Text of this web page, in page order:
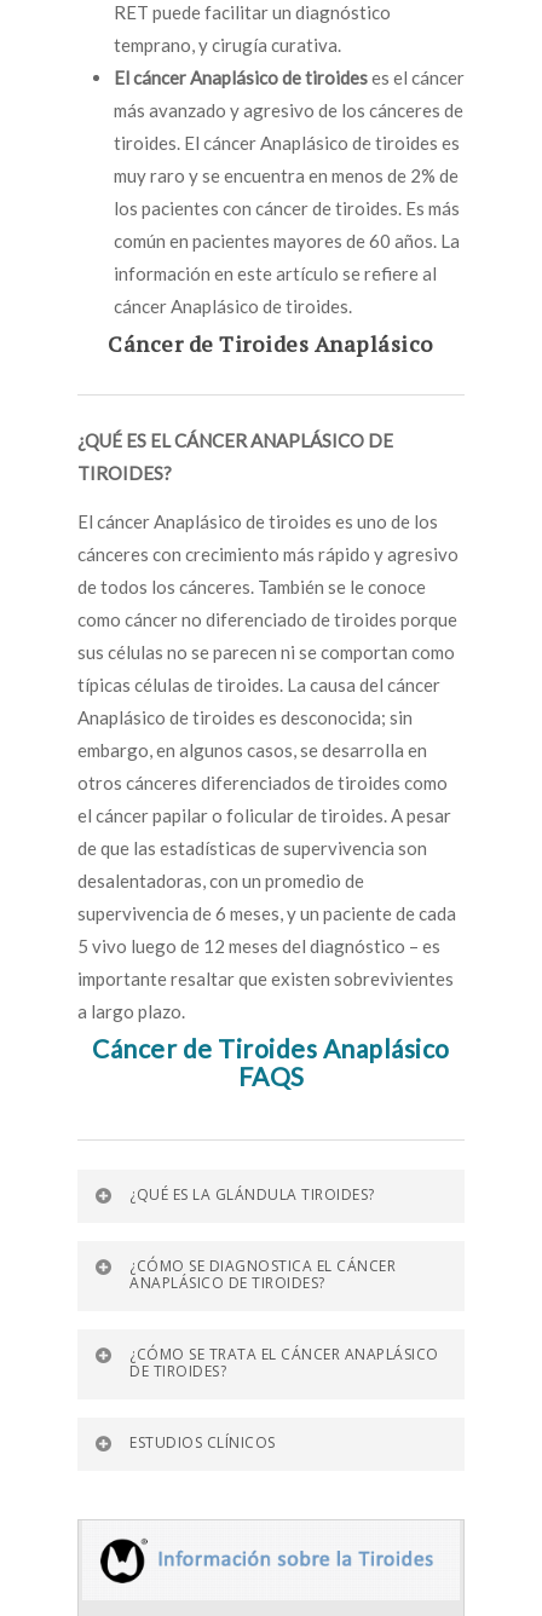
RET puede facilitar un diagnóstico
temprano, y cirugía curativa.
El cáncer Anaplásico de tiroideses el cáncer
más avanzado y agresivo de los cánceres de
tiroides. El cáncer Anaplásico de tiroides es
muy raro y se encuentra en menos de 2% de
los pacientes con cáncer de tiroides. Es más
común en pacientes mayores de 60 años. La
información en este artículo se refiere al
cáncer Anaplásico de tiroides.
Cáncer de Tiroides Anaplásico
¿QUÉ ES EL CÁNCER ANAPLÁSICO DE
TIROIDES?
El cáncer Anaplásico de tiroides es uno de los
cánceres con crecimiento más rápido y agresivo
de todos los cánceres. También se le conoce
como cáncer no diferenciado de tiroides porque
sus células no se parecen ni se comportan como
típicas células de tiroides. La causa del cáncer
Anaplásico de tiroides es desconocida; sin
embargo, en algunos casos, se desarrolla en
otros cánceres diferenciados de tiroides como
el cáncer papilar o folicular de tiroides. A pesar
de que las estadísticas de supervivencia son
desalentadoras, con un promedio de
supervivencia de 6 meses, y un paciente de cada
5 vivo luego de 12 meses del diagnóstico – es
importante resaltar que existen sobrevivientes
a largo plazo.
Cáncer de Tiroides Anaplásico
FAQS
¿QUÉ ES LA GLÁNDULA TIROIDES?
¿CÓMO SE DIAGNOSTICA EL CÁNCER
ANAPLÁSICO DE TIROIDES?
¿CÓMO SE TRATA EL CÁNCER ANAPLÁSICO
DE TIROIDES?
ESTUDIOS CLÍNICOS